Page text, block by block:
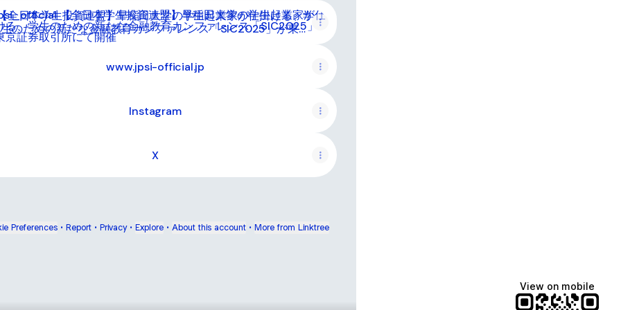
本学生投資連盟】早稲田大学の学生起業家が仕掛ける、学生のための新たな金融教育カンファレンス「SIC2025」が東京証
全日本学生投資連盟】早稲田大学の学生起業家が仕掛ける、学
生のための新たな金融教育カンファレンス「SIC2025」が東京
証券取引所にて開催
www.jpsi-official.jp
Instagram
X
Preferences • Report • Privacy • Explore • About this account • More from Linktree
View on mobile